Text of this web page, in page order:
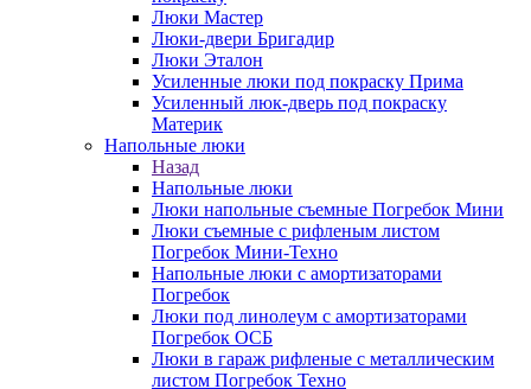
Люки Мастер
Люки-двери Бригадир
Люки Эталон
Усиленные люки под покраску Прима
Усиленный люк-дверь под покраску
Материк
Напольные люки
Назад
Напольные люки
Люки напольные съемные Погребок Мини
Люки съемные с рифленым листом
Погребок Мини-Техно
Напольные люки с амортизаторами
Погребок
Люки под линолеум с амортизаторами
Погребок ОСБ
Люки в гараж рифленые с металлическим
листом Погребок Техно